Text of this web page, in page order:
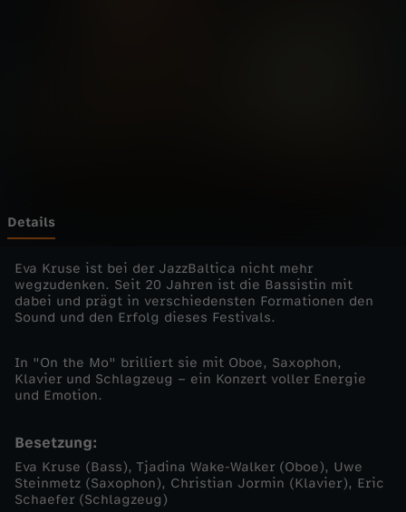
E
v
a
K
r
u
s
Details
Eva Kruse ist bei der JazzBaltica nicht mehr
wegzudenken. Seit 20 Jahren ist die Bassistin mit
dabei und prägt in verschiedensten Formationen den
Sound und den Erfolg dieses Festivals.
In "On the Mo" brilliert sie mit Oboe, Saxophon,
Klavier und Schlagzeug – ein Konzert voller Energie
und Emotion.
Besetzung:
Eva Kruse (Bass), Tjadina Wake-Walker (Oboe), Uwe
Steinmetz (Saxophon), Christian Jormin (Klavier), Eric
Schaefer (Schlagzeug)